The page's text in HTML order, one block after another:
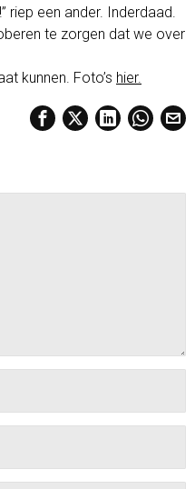
riep een ander. Inderdaad.
te zorgen dat we over
kunnen. Foto’s hier.